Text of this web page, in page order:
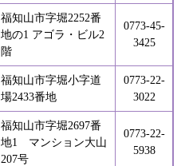
福知山市字堀2252番
地の1 アゴラ・ビル2
階
0773-45-
3425
福知山市字堀小字道
場2433番地
0773-22-
3022
福知山市字堀2697番
地1 マンション大山
207号
0773-22-
5938